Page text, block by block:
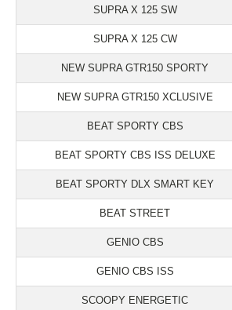
SUPRA X 125 SW
SUPRA X 125 CW
NEW SUPRA GTR150 SPORTY
NEW SUPRA GTR150 XCLUSIVE
BEAT SPORTY CBS
BEAT SPORTY CBS ISS DELUXE
BEAT SPORTY DLX SMART KEY
BEAT STREET
GENIO CBS
GENIO CBS ISS
SCOOPY ENERGETIC